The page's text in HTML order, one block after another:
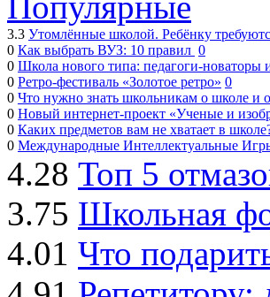
3.3 Утомлённые школой. Ребёнку
0 Как выбрать ВУЗ: 10 правил 0
0 Школа нового типа: педагоги-новаторы
0 Ретро-фестиваль «Золотое ретро» 0
0 Что нужно знать школьникам о школе и
0 Новый интернет-проект «Ученые и
0 Каких предметов вам не хватает в
0 Международные Интеллектуальные
4.28 Топ 5
3.75 Школьная
4.01 Что